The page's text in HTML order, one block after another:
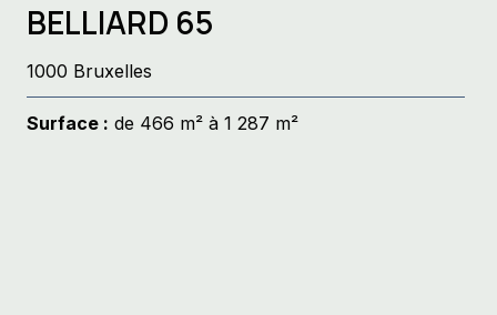
BELLIARD 65
1000 Bruxelles
Surface : de 466 m² à 1 287 m²